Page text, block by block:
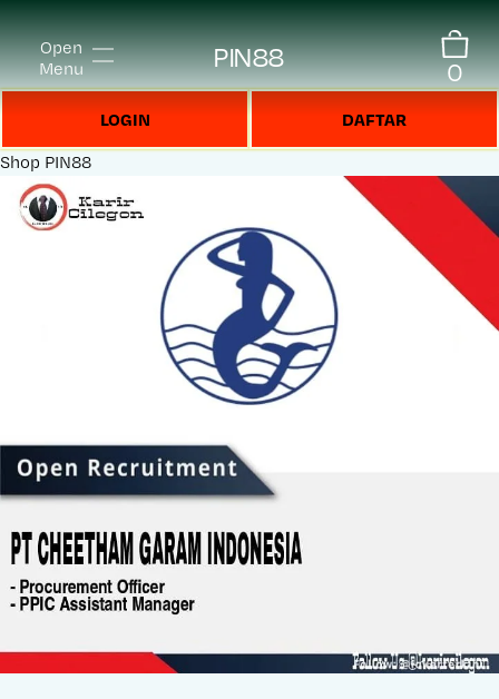
Open
Menu
PIN88 0
LOGIN DAFTAR
Shop PIN88